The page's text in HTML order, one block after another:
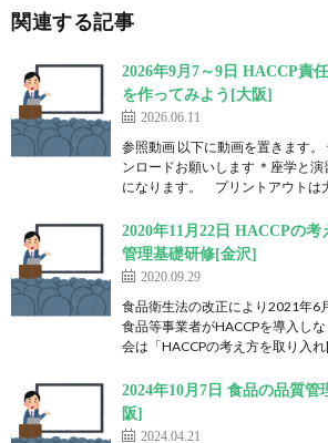
関連する記事
2026年9月7～9日 HACCP責
を作ってみよう[大阪]
2026.06.11
参照動画 以下に動画を置きます。
ンロードお願いします ＊座学と
になります。 プリントアウトは
2020年11月22日 HACCPの
管理基礎研修[金沢]
2020.09.29
食品衛生法の改正により2021年6
食品等事業者がHACCPを導入し
会は「HACCPの考え方を取り入
2024年10月7日 食品の品質
阪]
2024.04.21